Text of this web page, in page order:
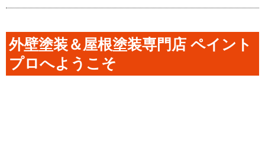
外壁塗装＆屋根塗装専門店 ペイント
プロへようこそ